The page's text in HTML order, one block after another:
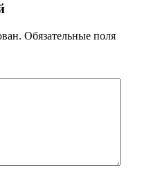
Обязательные поля